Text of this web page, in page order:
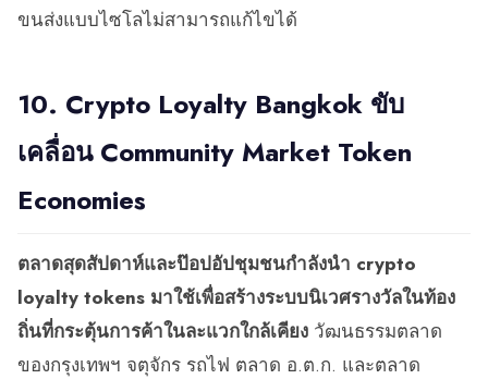
ขนส่งแบบไซโลไม่สามารถแก้ไขได้
10. Crypto Loyalty Bangkok ขับ
เคลื่อน Community Market Token
Economies
ตลาดสุดสัปดาห์และป๊อปอัปชุมชนกำลังนำ crypto
loyalty tokens มาใช้เพื่อสร้างระบบนิเวศรางวัลในท้อง
ถิ่นที่กระตุ้นการค้าในละแวกใกล้เคียง วัฒนธรรมตลาด
ของกรุงเทพฯ จตุจักร รถไฟ ตลาด อ.ต.ก. และตลาด